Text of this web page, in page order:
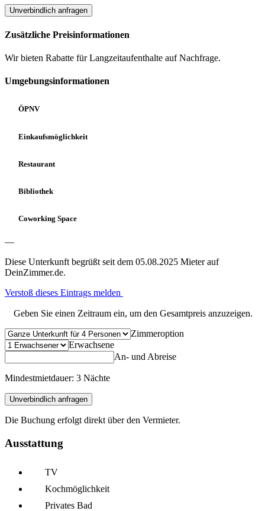
Unverbindlich anfragen
Zusätzliche Preisinformationen
Wir bieten Rabatte für Langzeitaufenthalte auf Nachfrage.
Umgebungsinformationen
ÖPNV
Einkaufsmöglichkeit
Restaurant
Bibliothek
Coworking Space
—
Diese Unterkunft begrüßt seit dem 05.08.2025 Mieter auf
DeinZimmer.de.
Verstoß dieses Eintrags melden
Geben Sie einen Zeitraum ein, um den Gesamtpreis anzuzeigen.
Zimmeroption
Erwachsene
An- und Abreise
Mindestmietdauer: 3 Nächte
Unverbindlich anfragen
Die Buchung erfolgt direkt über den Vermieter.
Ausstattung
TV
Kochmöglich­keit
Privates Bad